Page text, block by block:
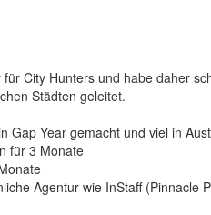
City Hunters und habe daher
Städten geleitet.
Gap Year gemacht und viel in
für 3 Monate
Agentur wie InStaff (Pinnacle